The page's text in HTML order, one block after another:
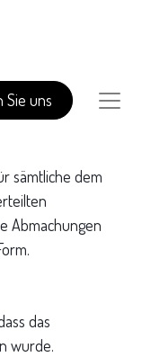
Sie uns
sämtliche dem
Abmachungen
das
wurde.